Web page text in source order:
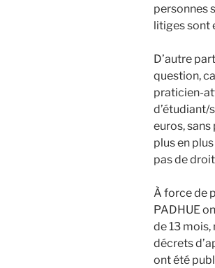
personnes
litiges sont
D’autre
question,
praticien-
d’étudiant/
euros,
plus en
pas de
À force de
PADHUE
de 13 mois,
décrets
ont été